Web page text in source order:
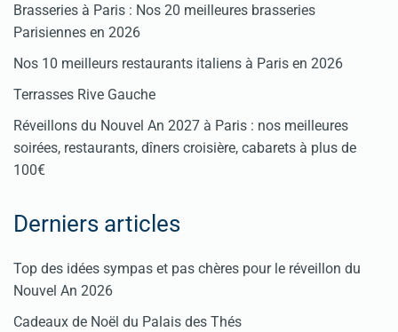
Brasseries à Paris : Nos 20 meilleures brasseries
Parisiennes en 2026
Nos 10 meilleurs restaurants italiens à Paris en 2026
Terrasses Rive Gauche
Réveillons du Nouvel An 2027 à Paris : nos meilleures
soirées, restaurants, dîners croisière, cabarets à plus de
100€
Derniers articles
Top des idées sympas et pas chères pour le réveillon du
Nouvel An 2026
Cadeaux de Noël du Palais des Thés